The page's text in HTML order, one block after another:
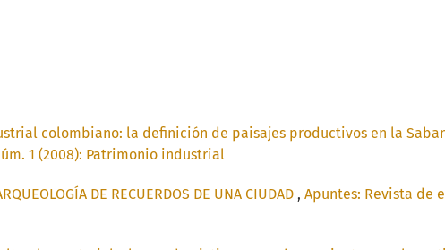
colombiano: la definición de paisajes productivos en la
1 (2008): Patrimonio industrial
DE RECUERDOS DE UNA CIUDAD , Apuntes: Revista de